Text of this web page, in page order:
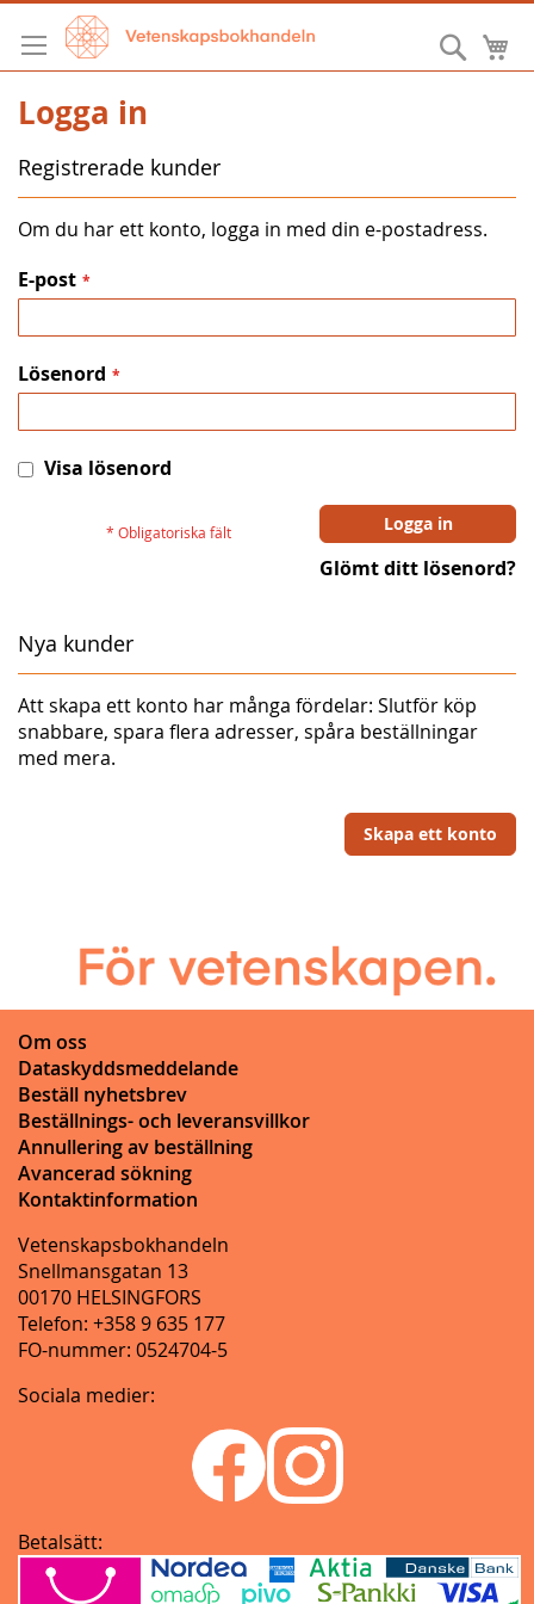
Hoppa
till
innehållet
Sök
Logga in
Registrerade kunder
Om du har ett konto, logga in med din e-postadress.
E-post
Lösenord
Visa lösenord
Logga in
Glömt ditt lösenord?
Nya kunder
Att skapa ett konto har många fördelar: Slutför köp
snabbare, spara flera adresser, spåra beställningar
med mera.
Skapa ett konto
Om oss
Dataskyddsmeddelande
Beställ nyhetsbrev
Beställnings- och leveransvillkor
Annullering av beställning
Avancerad sökning
Kontaktinformation
Vetenskapsbokhandeln
Snellmansgatan 13
00170 HELSINGFORS
Telefon: +358 9 635 177
FO-nummer: 0524704-5
Sociala medier:
Betalsätt: